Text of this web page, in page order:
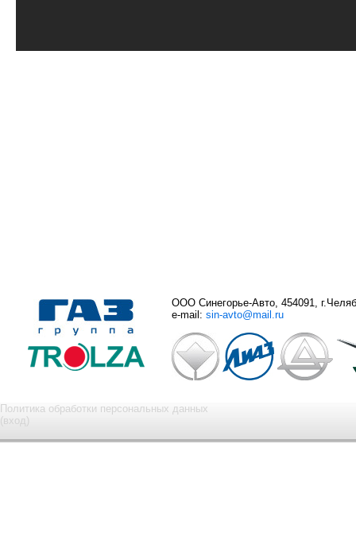
ООО Синегорье-Авто, 454091,
e-mail: sin-avto@mail.ru
Политика обработки персональных данных
(вход)